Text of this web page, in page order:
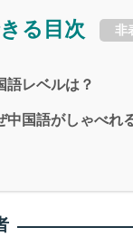
る目次 非
語レベルは？
中国語がしゃべれ